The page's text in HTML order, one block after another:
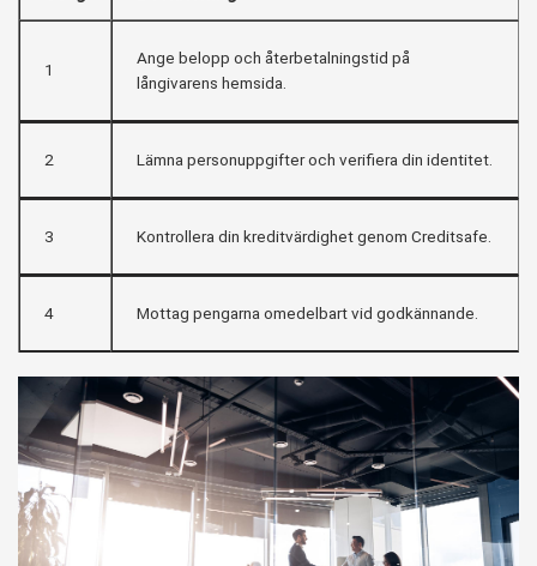
1
Ange belopp och återbetalningstid på
långivarens hemsida.
2 Lämna personuppgifter och verifiera din identitet.
3 Kontrollera din kreditvärdighet genom Creditsafe.
4 Mottag pengarna omedelbart vid godkännande.